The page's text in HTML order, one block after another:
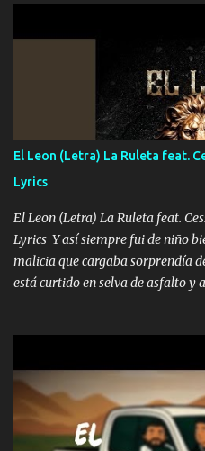
corriente no quieren verte subir
A veces me pongo un sombrero a
con la mirada siempre en alto A
me fajó una Glock siempre
traigo El chiste es que hago lo
yo tengo el control a todos yo les
malcriado un malandrón Que
las risas las que me miran hay
El Leon (Letra) La Ruleta feat.
Lyrics
El Leon (Letra) La Ruleta feat.
Lyrics Y así siempre fui de niño
malicia que cargaba sorprendía
está curtido en selva de asfalto y
pa más pues hay charola les voy
otra Música Surcando bien mi
los lados aquel que no corre
Ya pasé varias hazañas ya